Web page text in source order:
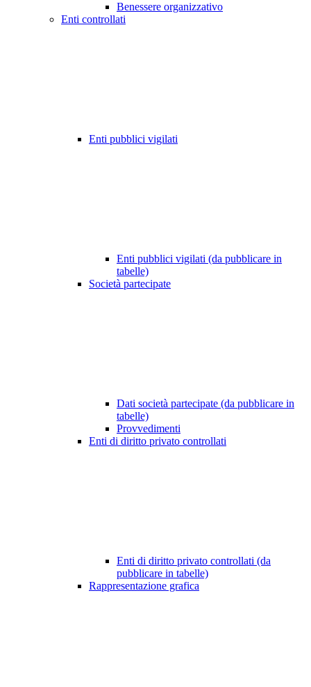
Benessere organizzativo
Enti controllati
Enti pubblici vigilati
Enti pubblici vigilati (da pubblicare in
tabelle)
Società partecipate
Dati società partecipate (da pubblicare in
tabelle)
Provvedimenti
Enti di diritto privato controllati
Enti di diritto privato controllati (da
pubblicare in tabelle)
Rappresentazione grafica